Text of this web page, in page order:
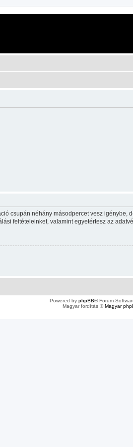
csupán néhány másodpercet vesz
feltételeinket, valamint egyetértesz az
Powered by phpBB® Forum
Magyar fordítás ©Magyar